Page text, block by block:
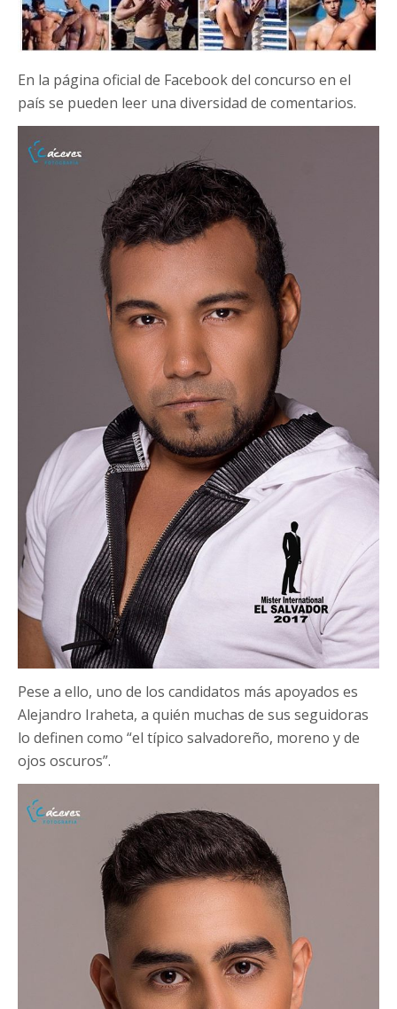
En la página oficial de Facebook del concurso en el
país se pueden leer una diversidad de comentarios.
Pese a ello, uno de los candidatos más apoyados es
Alejandro Iraheta, a quién muchas de sus seguidoras
lo definen como “el típico salvadoreño, moreno y de
ojos oscuros”.